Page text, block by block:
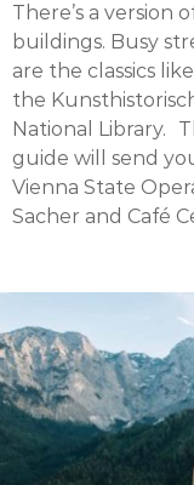
There’s a version
buildings. Busy
are the classics
the
National Library.
guide will send
Vienna State
Sacher and Café